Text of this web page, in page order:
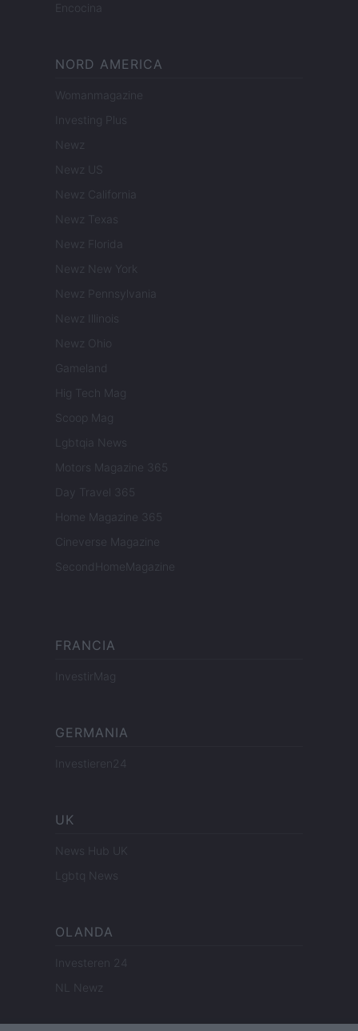
Encocina
NORD AMERICA
Womanmagazine
Investing Plus
Newz
Newz US
Newz California
Newz Texas
Newz Florida
Newz New York
Newz Pennsylvania
Newz Illinois
Newz Ohio
Gameland
Hig Tech Mag
Scoop Mag
Lgbtqia News
Motors Magazine 365
Day Travel 365
Home Magazine 365
Cineverse Magazine
SecondHomeMagazine
FRANCIA
InvestirMag
GERMANIA
Investieren24
UK
News Hub UK
Lgbtq News
OLANDA
Investeren 24
NL Newz